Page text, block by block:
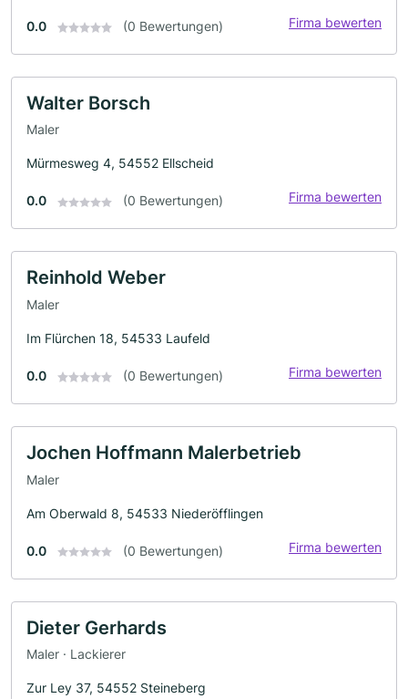
0.0 (0 Bewertungen) Firma bewerten
Walter Borsch
Maler
Mürmesweg 4, 54552 Ellscheid
0.0 (0 Bewertungen) Firma bewerten
Reinhold Weber
Maler
Im Flürchen 18, 54533 Laufeld
0.0 (0 Bewertungen) Firma bewerten
Jochen Hoffmann Malerbetrieb
Maler
Am Oberwald 8, 54533 Niederöfflingen
0.0 (0 Bewertungen) Firma bewerten
Dieter Gerhards
Maler · Lackierer
Zur Ley 37, 54552 Steineberg